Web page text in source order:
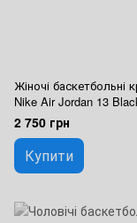
Жіночі баскетбольні
Nike Air Jordan 13
2 750 грн
Купити